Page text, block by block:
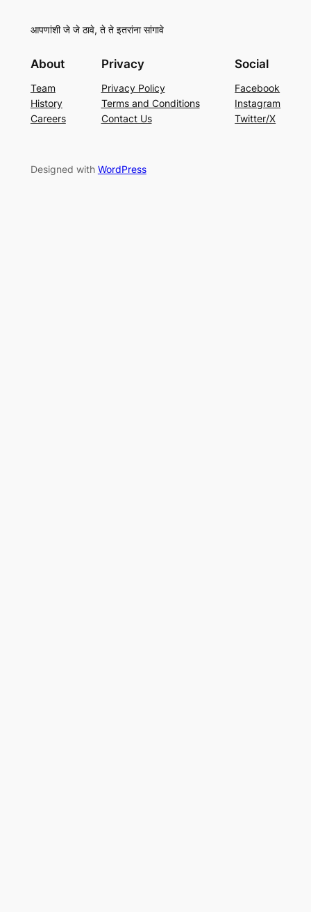
आपणांशी जे जे ठावे, ते ते इतरांना सांगावे
About
Team
History
Careers
Privacy
Privacy Policy
Terms and Conditions
Contact Us
Social
Facebook
Instagram
Twitter/X
Designed with WordPress